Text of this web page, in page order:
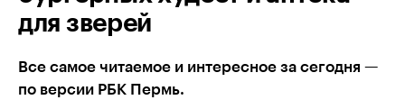
для зверей
Все самое читаемое и интересное за сегодня —
по версии РБК Пермь.